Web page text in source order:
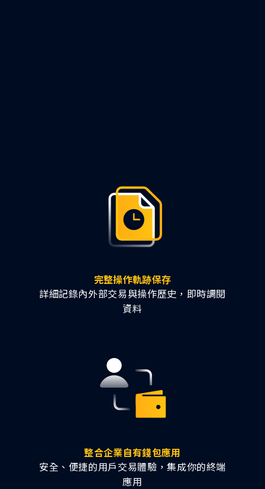
完整操作軌跡保存
詳細記錄內外部交易與操作歷史，即時調閱
資料
整合企業自有錢包應用
安全、便捷的用戶交易體驗，集成你的終端
應用